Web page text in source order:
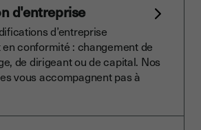
d'entreprise
d’entreprise
conformité : changement de
de dirigeant ou de capital. Nos
vous accompagnent pas à